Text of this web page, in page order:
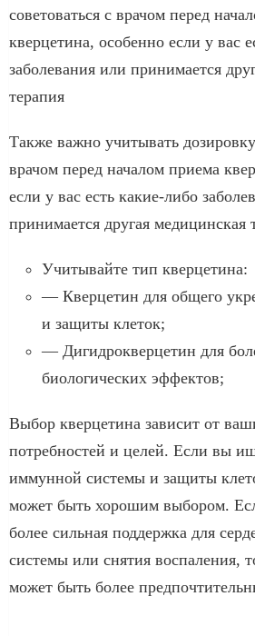
советоваться с врачом перед
кверцетина, особенно если у вас
заболевания или принимается
терапия
Также важно учитывать
врачом перед началом приема
если у вас есть какие-либо
принимается другая медицинская
Учитывайте тип кверцетина:
— Кверцетин для общего
и защиты клеток;
— Дигидрокверцетин для
биологических эффектов;
Выбор кверцетина зависит от
потребностей и целей. Если вы
иммунной системы и защиты
может быть хорошим выбором.
более сильная поддержка для
системы или снятия воспаления,
может быть более